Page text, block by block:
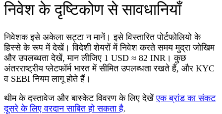
निवेश के दृष्टिकोण से सावधानियाँ
निवेशक इसे अकेला सट्टा न मानें। इसे विस्तारित पोर्टफोलियो के
हिस्से के रूप में देखें। विदेशी शेयरों में निवेश करते समय मुद्रा जोखिम
और उपलब्धता देखें, मान लीजिए 1 USD ≈ 82 INR। कुछ
अंतरराष्ट्रीय प्लेटफॉर्म भारत में सीमित उपलब्धता रखते हैं, और KYC
व SEBI नियम लागू होते हैं।
थीम के दस्तावेज और बास्केट विवरण के लिए देखेंएक ब्रांड का संकट
दूसरे के लिए वरदान साबित हो सकता है.